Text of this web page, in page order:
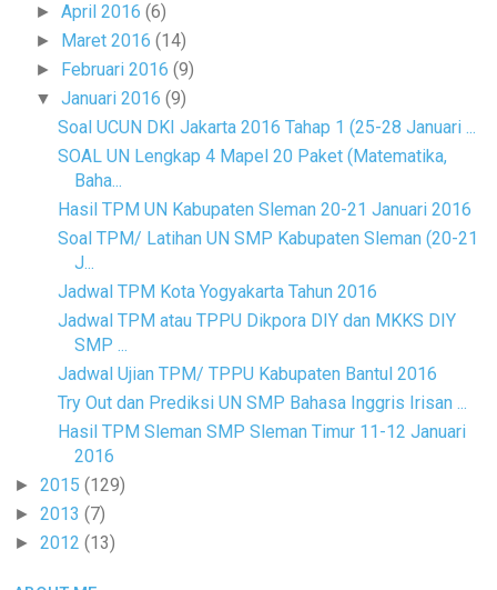
►April 2016(6)
► Maret 2016(14)
► Februari 2016(9)
▼Januari 2016(9)
Soal UCUN DKI Jakarta 2016 Tahap 1 (25-28 Januari ...
SOAL UN Lengkap 4 Mapel 20 Paket (Matematika,
Baha...
Hasil TPM UN Kabupaten Sleman 20-21 Januari 2016
Soal TPM/ Latihan UN SMP Kabupaten Sleman (20-21
J...
Jadwal TPM Kota Yogyakarta Tahun 2016
Jadwal TPM atau TPPU Dikpora DIY dan MKKS DIY
SMP ...
Jadwal Ujian TPM/ TPPU Kabupaten Bantul 2016
Try Out dan Prediksi UN SMP Bahasa Inggris Irisan ...
Hasil TPM Sleman SMP Sleman Timur 11-12 Januari
2016
► 2015 (129)
► 2013 (7)
► 2012 (13)